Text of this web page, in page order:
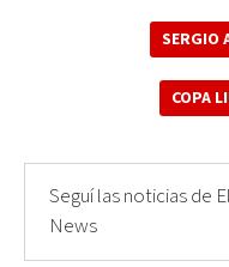
SERGIO
COPA
Seguí las noticias de
News